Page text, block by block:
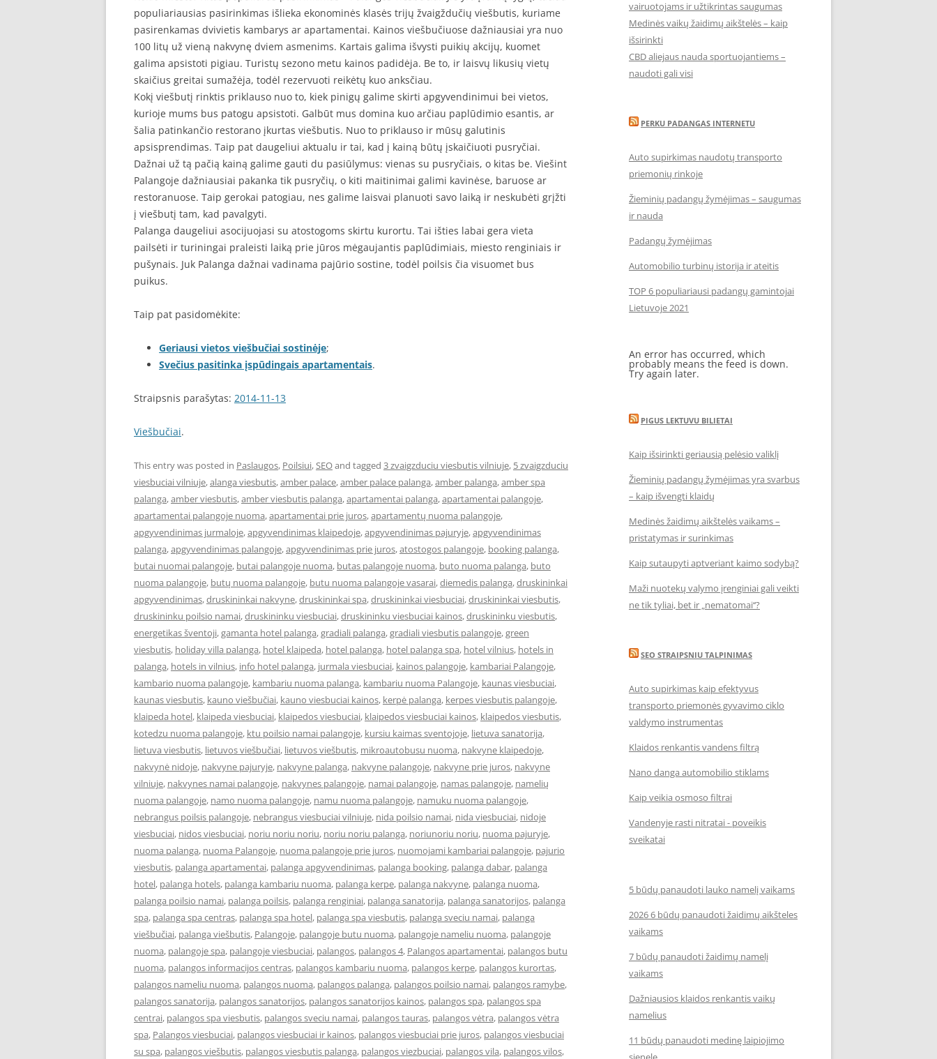
populiariausias pasirinkimas išlieka ekonominės klasės trijų žvaigždučių viešbutis, kuriame
pasirenkamas dvivietis kambarys ar apartamentai. Kainos viešbučiuose dažniausiai yra nuo
100 litų už vieną nakvynę dviem asmenims. Kartais galima išvysti puikių akcijų, kuomet
galima apsistoti pigiau. Turistų sezono metu kainos padidėja. Be to, ir laisvų likusių vietų
skaičius greitai sumažėja, todėl rezervuoti reikėtų kuo anksčiau.
Kokį viešbutį rinktis priklauso nuo to, kiek pinigų galime skirti apgyvendinimui bei vietos,
kurioje mums bus patogu apsistoti. Galbūt mus domina kuo arčiau paplūdimio esantis, ar
šalia patinkančio restorano įkurtas viešbutis. Nuo to priklauso ir mūsų galutinis
apsisprendimas. Taip pat daugeliui aktualu ir tai, kad į kainą būtų įskaičiuoti pusryčiai.
Dažnai už tą pačią kainą galime gauti du pasiūlymus: vienas su pusryčiais, o kitas be. Viešint
Palangoje dažniausiai pakanka tik pusryčių, o kiti maitinimai galimi kavinėse, baruose ar
restoranuose. Taip gerokai patogiau, nes galime laisvai planuoti savo laiką ir neskubėti grįžti
į viešbutį tam, kad pavalgyti.
Palanga daugeliui asocijuojasi su atostogoms skirtu kurortu. Tai išties labai gera vieta
pailsėti ir turiningai praleisti laiką prie jūros mėgaujantis paplūdimiais, miesto renginiais ir
pušynais. Juk Palanga dažnai vadinama pajūrio sostine, todėl poilsis čia visuomet bus
puikus.
Taip pat pasidomėkite:
Geriausi vietos viešbučiai sostinėje;
Svečius pasitinka įspūdingais apartamentais.
Straipsnis parašytas: 2014-11-13
Viešbučiai.
This entry was posted in Paslaugos, Poilsiui,SEOand tagged 3 zvaigzduciu viesbutis vilniuje, 5 zvaigzduciu
viesbuciai vilniuje,alanga viesbutis,amber palace,amber palace palanga,amber palanga,amber spa
palanga,amber viesbutis,amber viesbutis palanga,apartamentai palanga,apartamentai palangoje,
apartamentai palangoje nuoma,apartamentai prie juros,apartamentų nuoma palangoje,
apgyvendinimas jurmaloje,apgyvendinimas klaipedoje,apgyvendinimas pajuryje,apgyvendinimas
palanga,apgyvendinimas palangoje,apgyvendinimas prie juros,atostogos palangoje, booking palanga,
butai nuomai palangoje, butai palangoje nuoma, butas palangoje nuoma, buto nuoma palanga, buto
nuoma palangoje, butų nuoma palangoje, butu nuoma palangoje vasarai,diemedis palanga,druskininkai
apgyvendinimas,druskininkai nakvyne,druskininkai spa,druskininkai viesbuciai,druskininkai viesbutis,
druskininku poilsio namai,druskininku viesbuciai,druskininku viesbuciai kainos,druskininku viesbutis,
energetikas šventoji,gamanta hotel palanga,gradiali palanga,gradiali viesbutis palangoje,green
viesbutis, holiday villa palanga, hotel klaipeda, hotel palanga, hotel palanga spa, hotel vilnius, hotels in
palanga, hotels in vilnius, info hotel palanga, jurmala viesbuciai, kainos palangoje, kambariai Palangoje,
kambario nuoma palangoje, kambariu nuoma palanga, kambariu nuoma Palangoje, kaunas viesbuciai,
kaunas viesbutis, kauno viešbučiai, kauno viesbuciai kainos, kerpė palanga, kerpes viesbutis palangoje,
klaipeda hotel, klaipeda viesbuciai, klaipedos viesbuciai, klaipedos viesbuciai kainos, klaipedos viesbutis,
kotedzu nuoma palangoje, ktu poilsio namai palangoje, kursiu kaimas sventojoje, lietuva sanatorija,
lietuva viesbutis, lietuvos viešbučiai, lietuvos viešbutis, mikroautobusu nuoma, nakvyne klaipedoje,
nakvynė nidoje, nakvyne pajuryje, nakvyne palanga, nakvyne palangoje, nakvyne prie juros, nakvyne
vilniuje, nakvynes namai palangoje, nakvynes palangoje, namai palangoje, namas palangoje, namelių
nuoma palangoje, namo nuoma palangoje, namu nuoma palangoje, namuku nuoma palangoje,
nebrangus poilsis palangoje, nebrangus viesbuciai vilniuje, nida poilsio namai, nida viesbuciai, nidoje
viesbuciai, nidos viesbuciai, noriu noriu noriu, noriu noriu palanga, noriunoriu noriu, nuoma pajuryje,
nuoma palanga, nuoma Palangoje, nuoma palangoje prie juros, nuomojami kambariai palangoje, pajurio
viesbutis, palanga apartamentai, palanga apgyvendinimas, palanga booking, palanga dabar, palanga
hotel, palanga hotels, palanga kambariu nuoma, palanga kerpe, palanga nakvyne, palanga nuoma,
palanga poilsio namai, palanga poilsis, palanga renginiai, palanga sanatorija, palanga sanatorijos, palanga
spa, palanga spa centras, palanga spa hotel, palanga spa viesbutis, palanga sveciu namai, palanga
viešbučiai, palanga viešbutis, Palangoje, palangoje butu nuoma, palangoje nameliu nuoma, palangoje
nuoma, palangoje spa, palangoje viesbuciai, palangos, palangos 4, Palangos apartamentai, palangos butu
nuoma, palangos informacijos centras, palangos kambariu nuoma, palangos kerpe, palangos kurortas,
palangos nameliu nuoma, palangos nuoma, palangos palanga, palangos poilsio namai, palangos ramybe,
palangos sanatorija, palangos sanatorijos, palangos sanatorijos kainos, palangos spa, palangos spa
centrai, palangos spa viesbutis, palangos sveciu namai, palangos tauras, palangos vėtra, palangos vėtra
spa, Palangos viesbuciai, palangos viesbuciai ir kainos, palangos viesbuciai prie juros, palangos viesbuciai
su spa, palangos viešbutis, palangos viesbutis palanga, palangos viezbuciai, palangos vila, palangos vilos,
vairuotojams ir užtikrintas saugumas
Medinės vaikų žaidimų aikštelės – kaip
išsirinkti
CBD aliejaus nauda sportuojantiems –
naudoti gali visi
PERKU PADANGAS INTERNETU
Auto supirkimas naudotų transporto
priemonių rinkoje
Žieminių padangų žymėjimas – saugumas
ir nauda
Padangų žymėjimas
Automobilio turbinų istorija ir ateitis
TOP 6 populiariausi padangų gamintojai
Lietuvoje 2021
An error has occurred, which
probably means the feed is down.
Try again later.
PIGUS LEKTUVU BILIETAI
Kaip išsirinkti geriausią pelėsio valiklį
Žieminių padangų žymėjimas yra svarbus
– kaip išvengti klaidų
Medinės žaidimų aikštelės vaikams –
pristatymas ir surinkimas
Kaip sutaupyti aptveriant kaimo sodybą?
Maži nuotekų valymo įrenginiai gali veikti
ne tik tyliai, bet ir „nematomai‘‘?
SEO STRAIPSNIU TALPINIMAS
Auto supirkimas kaip efektyvus
transporto priemonės gyvavimo ciklo
valdymo instrumentas
Klaidos renkantis vandens filtrą
Nano danga automobilio stiklams
Kaip veikia osmoso filtrai
Vandenyje rasti nitratai - poveikis
sveikatai
5 būdų panaudoti lauko namelį vaikams
2026 6 būdų panaudoti žaidimų aikšteles
vaikams
7 būdų panaudoti žaidimų namelį
vaikams
Dažniausios klaidos renkantis vaikų
namelius
11 būdų panaudoti medinę laipiojimo